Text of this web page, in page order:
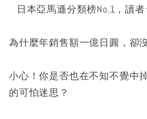
日本亞馬遜分類榜No.1，
為什麼年銷售額一億日圓，卻
小心！你是否也在不知不覺中
的可怕迷思？